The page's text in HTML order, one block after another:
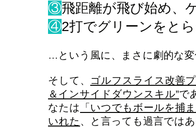
③飛距離が飛び始め、
④2打でグリーンをと
…という風に、まさに劇的な変
​そして、
ゴルフスライス改善
＆インサイドダウンスキル”で
なたは
「いつでもボールを捕
いれた 、と言っても過言ではあ